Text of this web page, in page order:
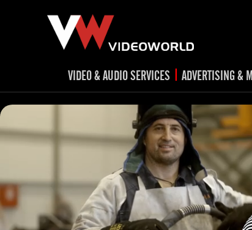
VIDEO & AUDIO SERVICES
TV spots
RADIO spots
Post production
Corporate videos
Trailer & Σήματα εκπομπών
Cultural videos
video applications for museums,
| ADVERTISING &
TV
Social